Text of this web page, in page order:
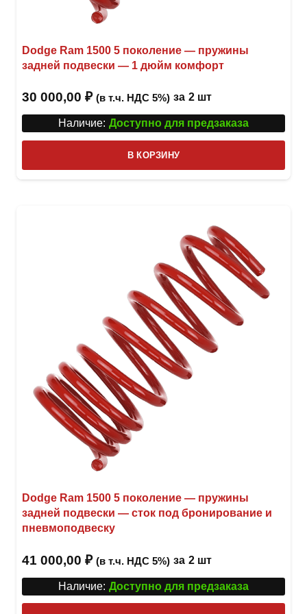
Dodge Ram 1500 5 поколение — пружины
задней подвески — 1 дюйм комфорт
30 000,00 ₽ (в т.ч. НДС 5%) за 2 шт
Наличие: Доступно для предзаказа
В КОРЗИНУ
Dodge Ram 1500 5 поколение — пружины
задней подвески — сток под бронирование и
пневмоподвеску
41 000,00 ₽ (в т.ч. НДС 5%) за 2 шт
Наличие: Доступно для предзаказа